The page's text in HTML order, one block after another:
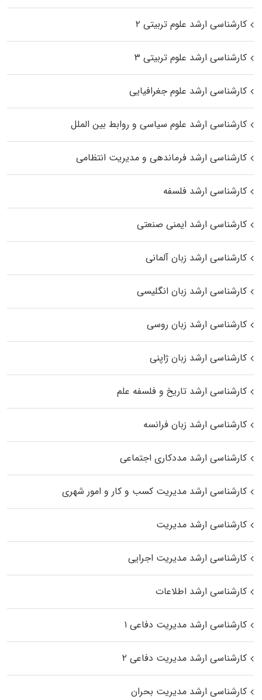
کارشناسی ارشد علوم تربیتی ۲
کارشناسی ارشد علوم تربیتی ۳
کارشناسی ارشد علوم جغرافیایی
کارشناسی ارشد علوم سیاسی و روابط بین الملل
کارشناسی ارشد فرماندهی و مدیریت انتظامی
کارشناسی ارشد فلسفه
کارشناسی ارشد ایمنی صنعتی
کارشناسی ارشد زبان آلمانی
کارشناسی ارشد زبان انگلیسی
کارشناسی ارشد زبان روسی
کارشناسی ارشد زبان ژاپنی
کارشناسی ارشد تاریخ و فلسفه علم
کارشناسی ارشد زبان فرانسه
کارشناسی ارشد مددکاری اجتماعی
کارشناسی ارشد مدیریت کسب و کار و امور شهری
کارشناسی ارشد مدیریت
کارشناسی ارشد مدیریت اجرایی
کارشناسی ارشد اطلاعات
کارشناسی ارشد مدیریت دفاعی ۱
کارشناسی ارشد مدیریت دفاعی ۲
کارشناسی ارشد مدیریت بحران